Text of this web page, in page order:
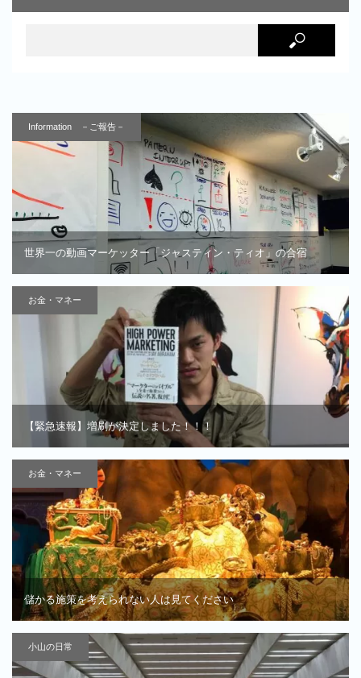
Information －ご報告－
世界一の動画マーケッター「ジャスティン・ティオ」の合宿
お金・マネー
【緊急速報】増刷が決定しました！！！
お金・マネー
儲かる施策を考えられない人は見てください
小山の日常